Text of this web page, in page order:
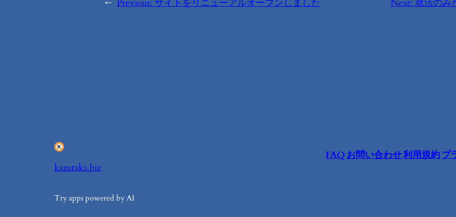
← Previous: サイトをリニューアルオープンしました Next: 就活のみ
kazutaka.biz
Try apps powered by AI
FAQお問い合わせ利用規約プ